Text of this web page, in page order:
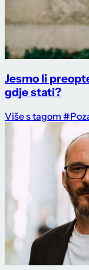
Jesmo li
gdje stati?
Više s tagom